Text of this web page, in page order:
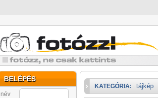
BELÉPÉS
név
KATEGÓRIA: tájkép